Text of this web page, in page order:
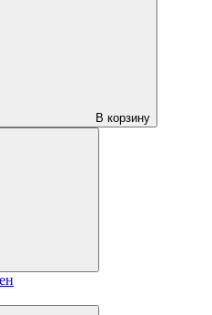
В корзину